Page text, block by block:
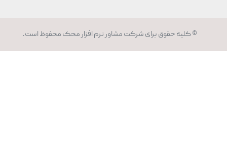
© کلیه حقوق برای شرکت مشاورنرم افزار محکمحفوظ است.